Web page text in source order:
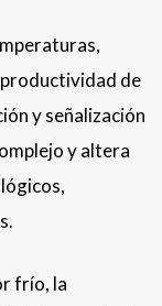
de
y señalización
y altera
frío, la